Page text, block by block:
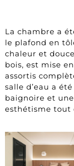
La chambre a
le plafond en
chaleur et
bois, est mise
assortis
salle d’eau a
baignoire et
esthétisme tout